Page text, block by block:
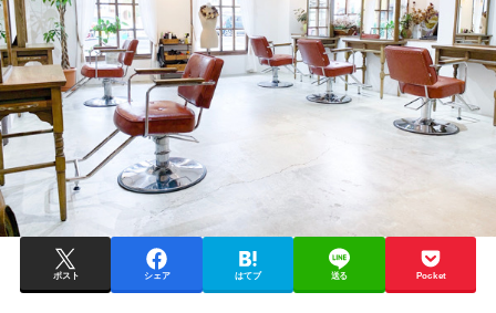
ポスト シェア はてブ 送る Pocket